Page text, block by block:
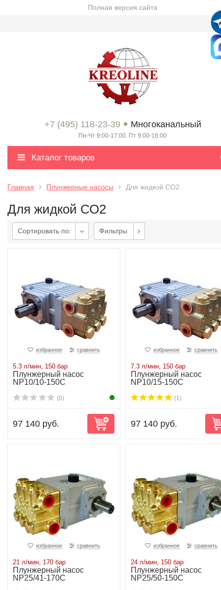
Полная версия сайта
+7 (495) 118-23-39 Многоканальный
Пн-Чт 9:00-17:00. Пт 9:00-16:00
Каталог товаров
Главная Плунжерные насосы Для жидкой СО2
Для жидкой СО2
Сортировать по: Фильтры
избранное сравнить
5.3 л/мин, 150 бар
Плунжерный насос
NP10/10-150C
(0)
97 140 руб.
избранное сравнить
7.3 л/мин, 150 бар
Плунжерный насос
NP10/15-150C
(1)
97 140 руб.
избранное сравнить
21 л/мин, 170 бар
Плунжерный насос
NP25/41-170C
избранное сравнить
24 л/мин, 150 бар
Плунжерный насос
NP25/50-150C